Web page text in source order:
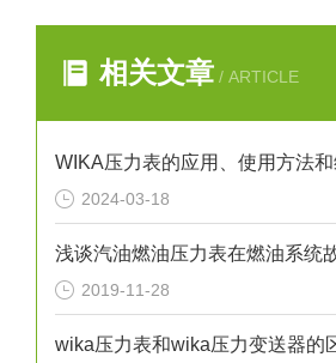
相关文章 / ARTICLE
2024-03-18
2019-11-28
wika压力表和wika压力变送器的